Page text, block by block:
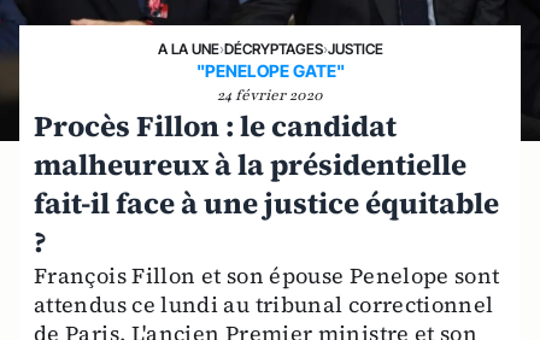
A LA UNE›DÉCRYPTAGES›JUSTICE
"PENELOPE GATE"
24 février 2020
Procès Fillon : le candidat
malheureux à la présidentielle
fait-il face à une justice équitable
?
François Fillon et son épouse Penelope sont
attendus ce lundi au tribunal correctionnel
de Paris. L'ancien Premier ministre et son